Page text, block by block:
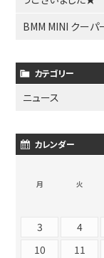
BMM MINI クー
カテゴリー
ニュース
カレンダー
月 火
3
4
10
11